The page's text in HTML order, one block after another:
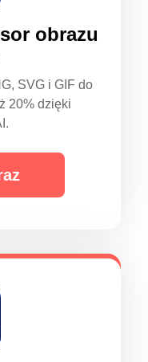
obrazu
SVG i GIF do
20% dzięki